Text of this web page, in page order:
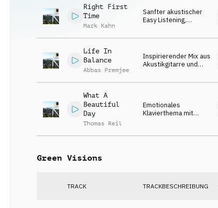
Right First
Time
Mark Kahn
Sanfter akustischer
Easy Listening,
Streicher, leichte
Life In
Balance
Abbas Premjee
Inspirierender Mix aus
Akustikgitarre und
den perfekten Tag
What A
Beautiful
Day
Thomas Reil
Emotionales
Klavierthema mit
sanfte Stimmung
Green Visions
TRACK TRACKBESCHREIBUNG